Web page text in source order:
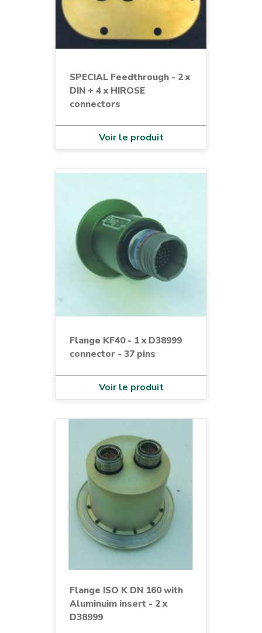
SPECIAL Feedthrough - 2 x
DIN + 4 x HIROSE
connectors
Voir le produit
Flange KF40 - 1 x D38999
connector - 37 pins
Voir le produit
Flange ISO K DN 160 with
Aluminuim insert - 2 x
D38999